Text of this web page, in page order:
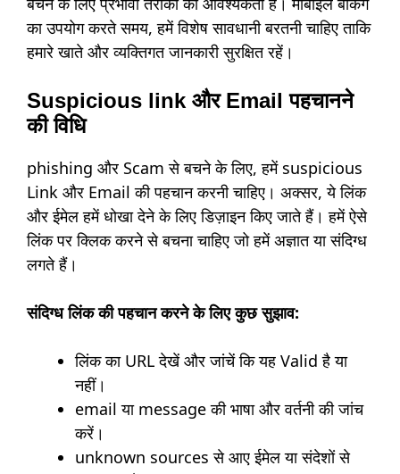
का उपयोग करते समय, हमें विशेष सावधानी बरतनी चाहिए ताकि
हमारे खाते और व्यक्तिगत जानकारी सुरक्षित रहें।
Suspicious link और Email पहचानने
की विधि
phishing और Scam से बचने के लिए, हमें suspicious
Link और Email की पहचान करनी चाहिए। अक्सर, ये लिंक
और ईमेल हमें धोखा देने के लिए डिज़ाइन किए जाते हैं। हमें ऐसे
लिंक पर क्लिक करने से बचना चाहिए जो हमें अज्ञात या संदिग्ध
लगते हैं।
संदिग्ध लिंक की पहचान करने के लिए कुछ सुझाव:
लिंक का URL देखें और जांचें कि यह Valid है या
नहीं।
email या message की भाषा और वर्तनी की जांच
करें।
unknown sources से आए ईमेल या संदेशों से